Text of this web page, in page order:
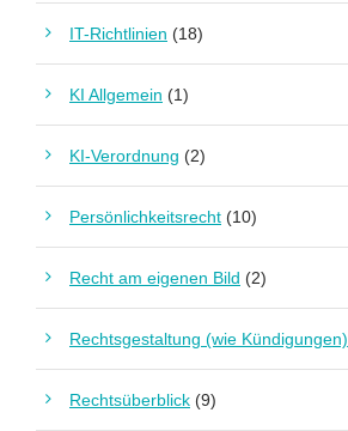
IT-Richtlinien (18)
KI Allgemein (1)
KI-Verordnung (2)
Persönlichkeitsrecht (10)
Recht am eigenen Bild (2)
Rechtsgestaltung (wie Kündigungen)
Rechtsüberblick (9)